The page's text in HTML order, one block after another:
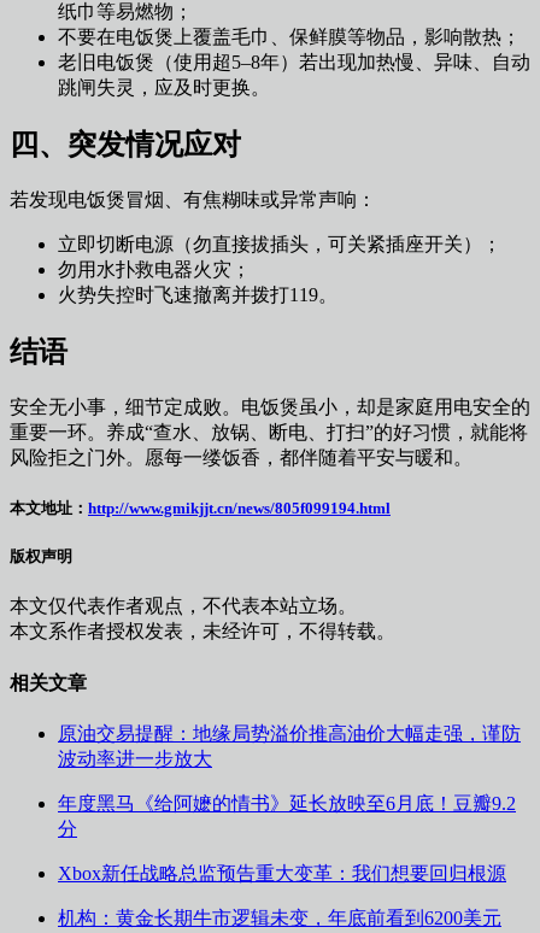
纸巾等易燃物；
不要在电饭煲上覆盖毛巾、保鲜膜等物品，影响散热；
老旧电饭煲（使用超5–8年）若出现加热慢、异味、自动
跳闸失灵，应及时更换。
四、突发情况应对
若发现电饭煲冒烟、有焦糊味或异常声响：
立即切断电源（勿直接拔插头，可关紧插座开关）；
勿用水扑救电器火灾；
火势失控时飞速撤离并拨打119。
结语
安全无小事，细节定成败。电饭煲虽小，却是家庭用电安全的
重要一环。养成“查水、放锅、断电、打扫”的好习惯，就能将
风险拒之门外。愿每一缕饭香，都伴随着平安与暖和。
本文地址： http://www.gmikjjt.cn/news/805f099194.html
版权声明
本文仅代表作者观点，不代表本站立场。
本文系作者授权发表，未经许可，不得转载。
相关文章
原油交易提醒：地缘局势溢价推高油价大幅走强，谨防
波动率进一步放大
年度黑马《给阿嬷的情书》延长放映至6月底！豆瓣9.2
分
Xbox新任战略总监预告重大变革：我们想要回归根源
机构：黄金长期牛市逻辑未变，年底前看到6200美元